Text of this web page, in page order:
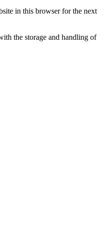
in this browser for the next
the storage and handling of